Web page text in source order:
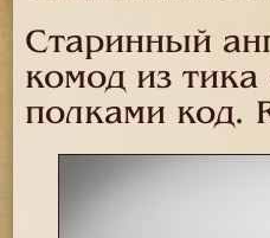
Старинный
комод из
полками код.